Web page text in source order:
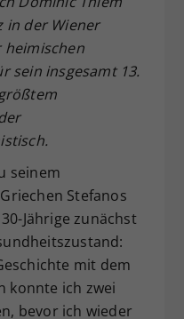
in der Wiener
heimischen
sein insgesamt 13.
seinem
Stefanos
Jährige zunächst
mit dem
konnte ich zwei
bevor ich wieder
Ihre Consent-
anderem eine
ID, für die
Ihrer
falls der
dies eingestellt